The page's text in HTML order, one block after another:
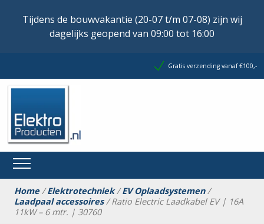
Tijdens de bouwvakantie (20-07 t/m 07-08) zijn wij
dagelijks geopend van 09:00 tot 16:00
Gratis verzending vanaf €100,-
Home/Elektrotechniek/EV Oplaadsystemen/
Laadpaal accessoires/ Ratio Electric Laadkabel EV | 16A
11kW – 6 mtr. | 30760